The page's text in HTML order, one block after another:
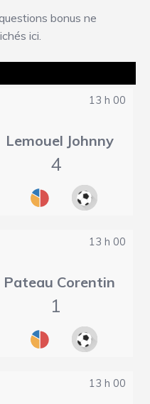
bonus ne
ici.
13 h 00
Lemouel Johnny
4
13 h 00
Pateau Corentin
1
13 h 00